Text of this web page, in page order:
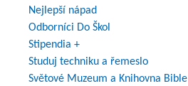
Nejlepší nápad
Odborníci Do Škol
Stipendia +
Studuj techniku a řemeslo
Světové Muzeum a Knihovna Bible